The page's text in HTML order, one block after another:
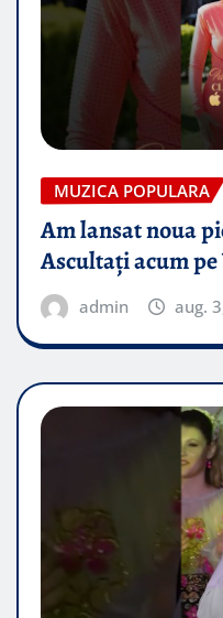
MUZICA POPULARA
Am lansat noua
Ascultați acum pe
admin aug.